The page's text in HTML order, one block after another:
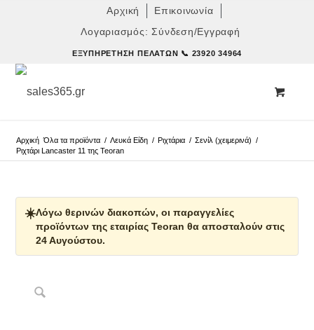
Αρχική
Επικοινωνία
Λογαριασμός: Σύνδεση/Εγγραφή
ΕΞΥΠΗΡΈΤΗΣΗ ΠΕΛΑΤΏΝ 📞 23920 34964
Αρχική Όλα τα προϊόντα / Λευκά Είδη / Ριχτάρια / Σενίλ (χειμερινά)
/
Ριχτάρι Lancaster 11 της Teoran
☀️Λόγω θερινών διακοπών, οι παραγγελίες
προϊόντων της εταιρίας Teoran θα αποσταλούν στις
24 Αυγούστου.